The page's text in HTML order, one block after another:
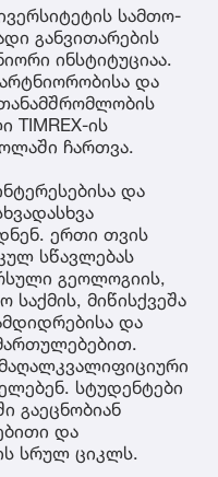
სამთო-
განვითარების
ინსტიტუციაა.
და
TIMREX-ის
ჩართვა.
და
ერთი თვის
სწავლებას
გეოლოგიის,
საქმის, მიწისქვეშა
და
სტუდენტები
გაეცნობიან
და
სრულ ციკლს.